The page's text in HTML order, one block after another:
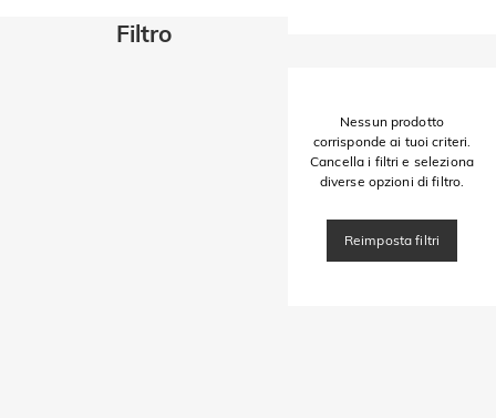
Filtro
Nessun prodotto
corrisponde ai tuoi criteri.
Cancella i filtri e seleziona
diverse opzioni di filtro.
Reimposta filtri